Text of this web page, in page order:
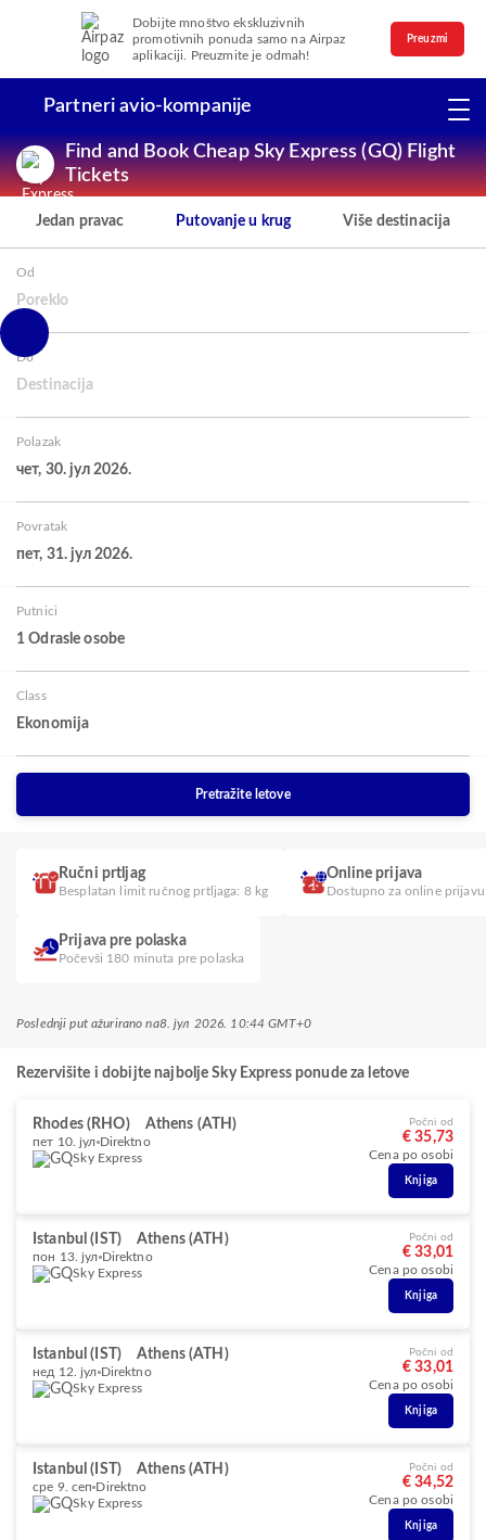
Dobijte mnoštvo ekskluzivnih
promotivnih ponuda samo na Airpaz
aplikaciji. Preuzmite je odmah!
Preuzmi
Partneri avio-kompanije
Find and Book Cheap Sky Express (GQ) Flight
Tickets
Jedan pravac Putovanje u krug Više destinacija
Od
Poreklo
Do
Destinacija
Polazak
чет, 30. јул 2026.
Povratak
пет, 31. јул 2026.
Putnici
1 Odrasle osobe
Class
Ekonomija
Pretražite letove
Ručni prtljag
Besplatan limit ručnog prtljaga: 8 kg
Online prijava
Dostupno za online prijavu
Prijava pre polaska
Počevši 180 minuta pre polaska
Poslednji put ažurirano na8. јул 2026. 10:44 GMT+0
Rezervišite i dobijte najbolje Sky Express ponude za letove
Rhodes (RHO) Athens (ATH)
пет 10. јул Direktno
Sky Express
Počni od
€ 35,73
Cena po osobi
Knjiga
Istanbul (IST) Athens (ATH)
пон 13. јул Direktno
Sky Express
Počni od
€ 33,01
Cena po osobi
Knjiga
Istanbul (IST) Athens (ATH)
нед 12. јул Direktno
Sky Express
Počni od
€ 33,01
Cena po osobi
Knjiga
Istanbul (IST) Athens (ATH)
сре 9. сеп Direktno
Sky Express
Počni od
€ 34,52
Cena po osobi
Knjiga